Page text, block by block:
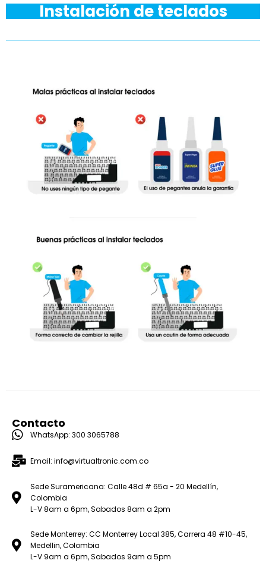
Instalación de teclados
Contacto
WhatsApp: 300 3065788
Email: info@virtualtronic.com.co
Sede Suramericana: Calle 48d # 65a - 20 Medellín,
Colombia
L-V 8am a 6pm, Sabados 8am a 2pm
Sede Monterrey: CC Monterrey Local 385, Carrera 48 #10-45,
Medellin, Colombia
L-V 9am a 6pm, Sabados 9am a 5pm